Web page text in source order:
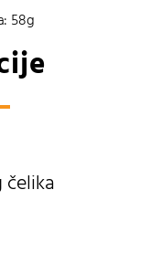
58g